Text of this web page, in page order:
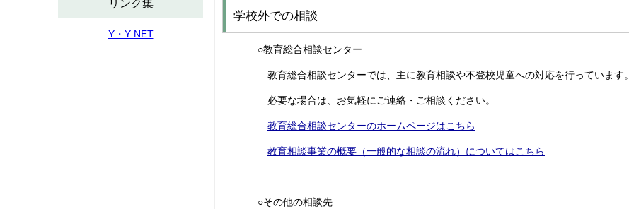
リンク集
Y・Y NET
学校外での相談
○教育総合相談センター
教育総合相談センターでは、主に教育相談や不登校児童への対応を行っています。
必要な場合は、お気軽にご連絡・ご相談ください。
教育総合相談センターのホームページはこちら
教育相談事業の概要（一般的な相談の流れ）についてはこちら
○その他の相談先